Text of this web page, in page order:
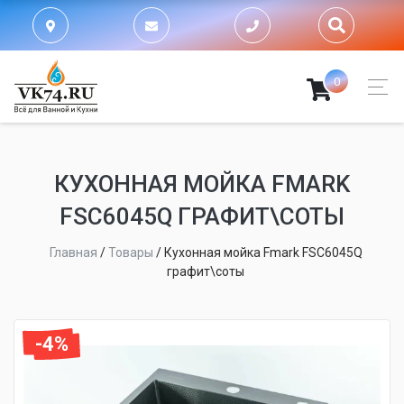
0
КУХОННАЯ МОЙКА FMARK
FSC6045Q ГРАФИТ\СОТЫ
Главная /Товары / Кухонная мойка Fmark FSC6045Q
графит\соты
-4%